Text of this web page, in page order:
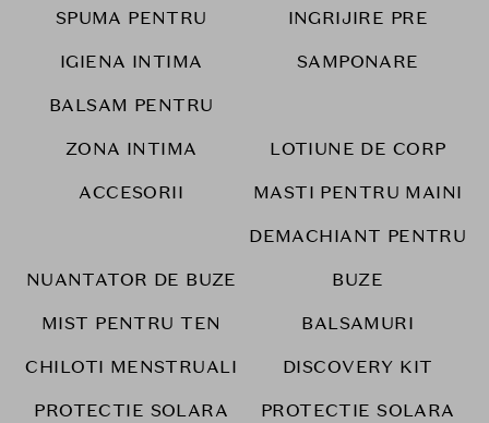
SPUMA PENTRU
IGIENA INTIMA
INGRIJIRE PRE
SAMPONARE
BALSAM PENTRU
ZONA INTIMA
LOTIUNE DE CORP
ACCESORII
MASTI PENTRU MAINI
NUANTATOR DE BUZE
DEMACHIANT PENTRU
BUZE
MIST PENTRU TEN
BALSAMURI
CHILOTI MENSTRUALI
DISCOVERY KIT
PROTECTIE SOLARA
PROTECTIE SOLARA